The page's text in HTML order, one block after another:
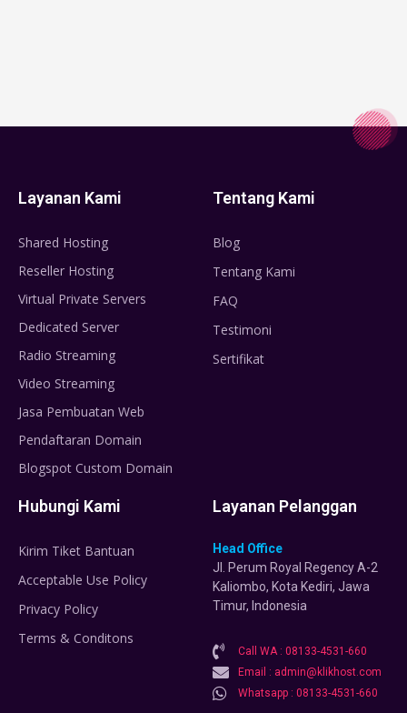
Layanan Kami
Shared Hosting
Reseller Hosting
Virtual Private Servers
Dedicated Server
Radio Streaming
Video Streaming
Jasa Pembuatan Web
Pendaftaran Domain
Blogspot Custom Domain
Tentang Kami
Blog
Tentang Kami
FAQ
Testimoni
Sertifikat
Hubungi Kami
Kirim Tiket Bantuan
Acceptable Use Policy
Privacy Policy
Terms & Conditons
Layanan Pelanggan
Head Office
Jl. Perum Royal Regency A-2
Kaliombo, Kota Kediri, Jawa
Timur, Indonesia
Call WA : 08133-4531-660
Email : admin@klikhost.com
Whatsapp : 08133-4531-660